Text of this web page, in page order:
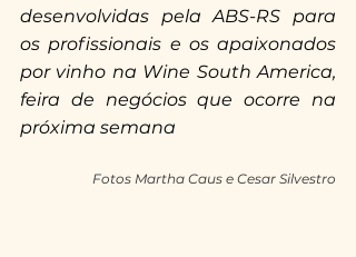
desenvolvidas pela ABS-RS para
os profissionais e os apaixonados
por vinho na Wine South America,
feira de negócios que ocorre na
próxima semana
Fotos Martha Caus e Cesar Silvestro